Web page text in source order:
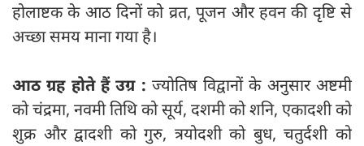
होलाष्टक के आठ दिनों को व्रत, पूजन और हवन की दृष्टि से
अच्छा समय माना गया है।
आठ ग्रह होते हैं उग्र : ज्योतिष विद्वानों के अनुसार अष्टमी
को चंद्रमा, नवमी तिथि को सूर्य, दशमी को शनि, एकादशी को
शुक्र और द्वादशी को गुरु, त्रयोदशी को बुध, चतुर्दशी को